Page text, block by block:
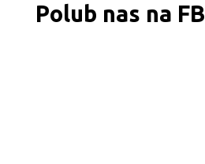
Polub nas na FB